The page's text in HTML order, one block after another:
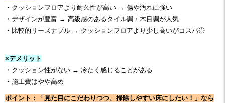
・クッションフロアより耐久性が高い → 傷や汚れに強い
・デザインが豊富 → 高級感のあるタイル調・木目調が人気
・比較的リーズナブル → クッションフロアより少し高いがコスパ◎
×デメリット
・クッション性がない → 冷たく感じることがある
・施工費はやや高め
ポイント：「見た目にこだわりつつ、掃除しやすい床にしたい！」なら